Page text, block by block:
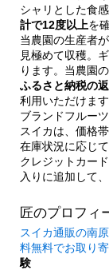
シャリとした食
計で12度以上を
当農園の生産者
見極めて収穫。
ります。当農園
ふるさと納税の
利用いただけます
ブランドフルー
スイカは、価格
在庫状況に応じ
クレジットカード
入りに追加して
匠のプロフィ
スイカ通販の南
料無料でお取り寄
験